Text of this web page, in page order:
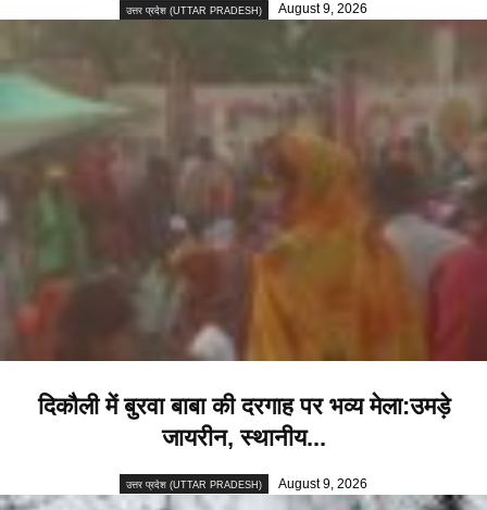
उत्तर प्रदेश (UTTAR PRADESH) August 9, 2026
दिकौली में बुरवा बाबा की दरगाह पर भव्य मेला:उमड़े
जायरीन, स्थानीय...
उत्तर प्रदेश (UTTAR PRADESH) August 9, 2026